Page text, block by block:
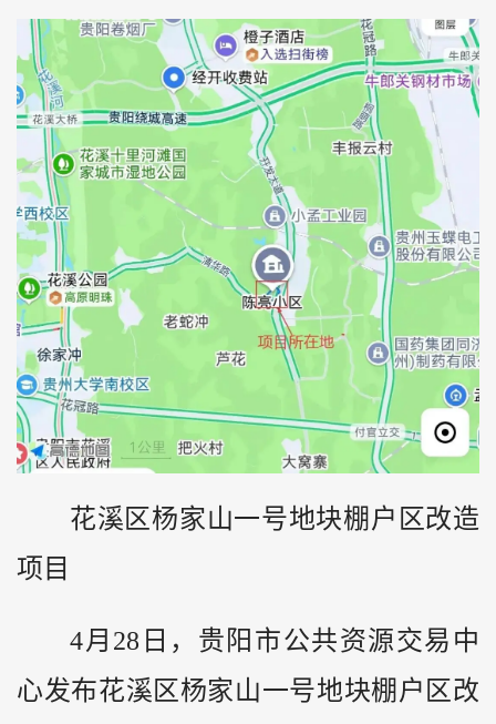
花溪区杨家山一号地块棚户区改造
项目
4月28日，贵阳市公共资源交易中
心发布花溪区杨家山一号地块棚户区改